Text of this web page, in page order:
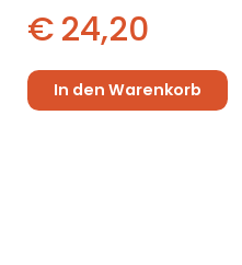
€24,20
In den Warenkorb